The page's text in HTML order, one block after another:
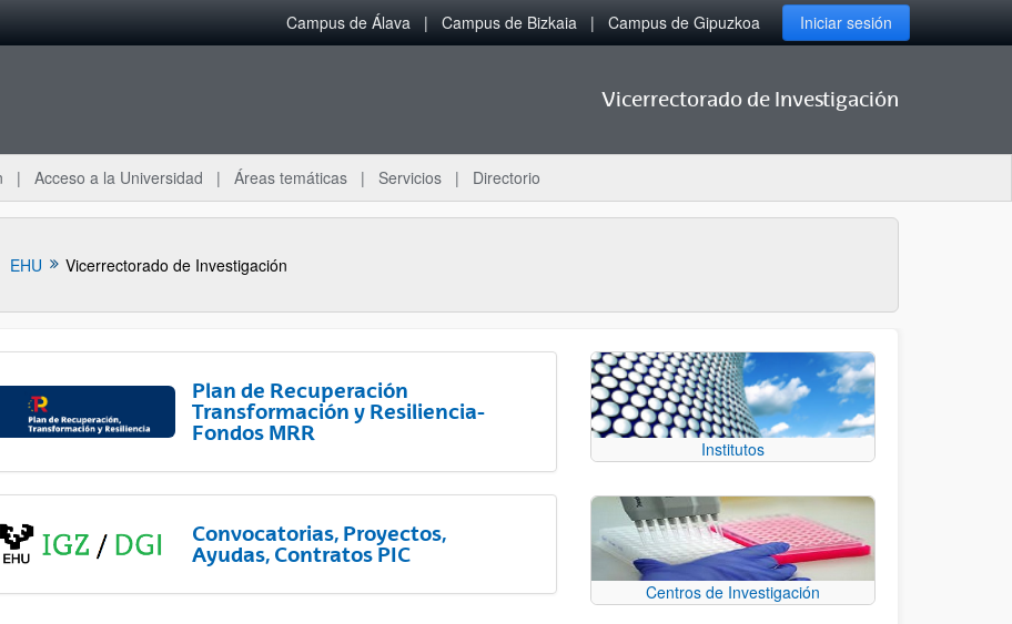
Campus de Álava Campus de Bizkaia Campus de Gipuzkoa Iniciar sesión
Vicerrectorado de Investigación
Acceso a la Universidad Áreas temáticas Servicios Directorio
EHU Vicerrectorado de Investigación
subpáginas
Plan de Recuperación
Transformación y Resiliencia-
Fondos MRR
Convocatorias, Proyectos,
Ayudas, Contratos PIC
Institutos
Centros de Investigación